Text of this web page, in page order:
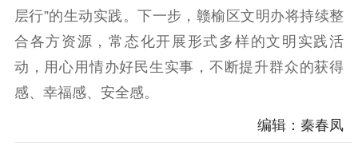
层行”的生动实践。下一步，赣榆区文明办将持续整
合各方资源，常态化开展形式多样的文明实践活
动，用心用情办好民生实事，不断提升群众的获得
感、幸福感、安全感。
编辑：秦春凤